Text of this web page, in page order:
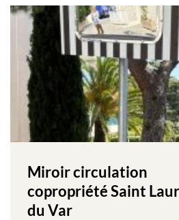
Miroir circulation
copropriété Saint
du Var